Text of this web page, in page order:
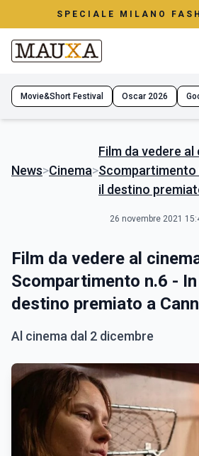
SPECIALE MILANO
Movie&Short Festival Oscar 2026
News>Cinema>
Film da vedere al
Scompartimento
il destino
26 novembre 2021
Film da vedere al
Scompartimento n.6 -
destino premiato a
Al cinema dal 2 dicembre